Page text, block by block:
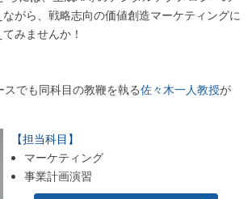
ながら、戦略志向の価値創造マーケティングに
みませんか！
でも同科目の教鞭を執る佐々木一人教授が
【担当科目】
マーケティング
事業計画演習